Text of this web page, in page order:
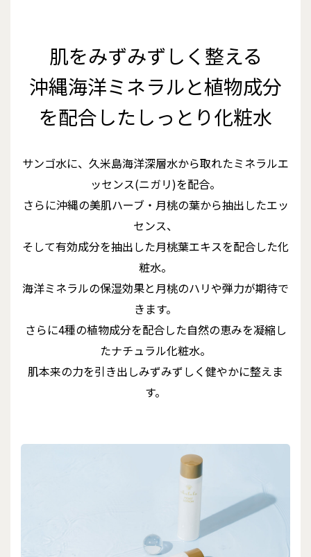
肌をみずみずしく整える
沖縄海洋ミネラルと植物成分
を配合したしっとり化粧水
サンゴ水に、久米島海洋深層水から取れたミネラルエ
ッセンス(ニガリ)を配合。
さらに沖縄の美肌ハーブ・月桃の葉から抽出したエッ
センス、
そして有効成分を抽出した月桃葉エキスを配合した化
粧水。
海洋ミネラルの保湿効果と月桃のハリや弾力が期待で
きます。
さらに4種の植物成分を配合した自然の恵みを凝縮し
たナチュラル化粧水。
肌本来の力を引き出しみずみずしく健やかに整えま
す。